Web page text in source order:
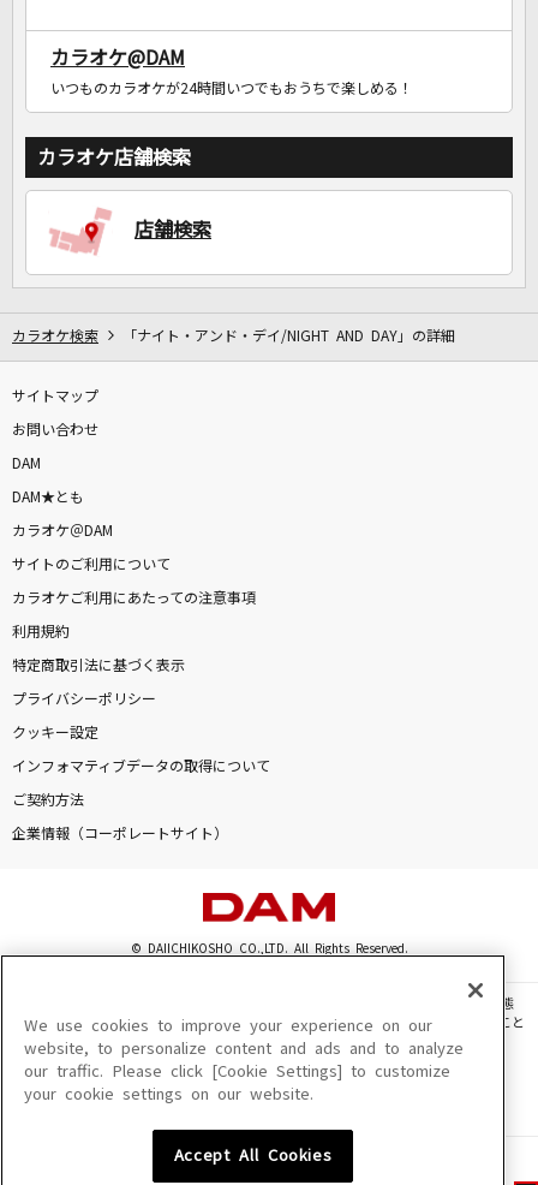
カラオケ@DAM
いつものカラオケが24時間いつでもおうちで楽しめる！
カラオケ店舗検索
店舗検索
カラオケ検索 「ナイト・アンド・デイ/NIGHT AND DAY」の詳細
サイトマップ
お問い合わせ
DAM
DAM★とも
カラオケ＠DAM
サイトのご利用について
カラオケご利用にあたっての注意事項
利用規約
特定商取引法に基づく表示
プライバシーポリシー
クッキー設定
インフォマティブデータの取得について
ご契約方法
企業情報（コーポレートサイト）
© DAIICHIKOSHO CO.,LTD. All Rights Reserved.
このサイトに掲載されている一切の文章・画像・写真・動画・音声等を、手段や形態
を問わず、著作権法の定める範囲を超えて無断で複製、転載、ファイル化などすること
を禁じます。
楽曲及びコンテンツは、機種によりご利用いただけない場合があります。
楽曲及びコンテンツの配信日、配信内容が変更になる場合があります。
We use cookies to improve your experience on our
website, to personalize content and ads and to analyze
our traffic. Please click [Cookie Settings] to customize
your cookie settings on our website.
Accept All Cookies